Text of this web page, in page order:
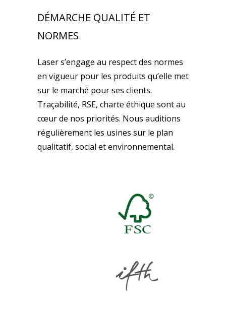
DÉMARCHE QUALITÉ ET
NORMES
Laser s’engage au respect des normes
en vigueur pour les produits qu’elle met
sur le marché pour ses clients.
Traçabilité, RSE, charte éthique sont au
cœur de nos priorités. Nous auditions
régulièrement les usines sur le plan
qualitatif, social et environnemental.